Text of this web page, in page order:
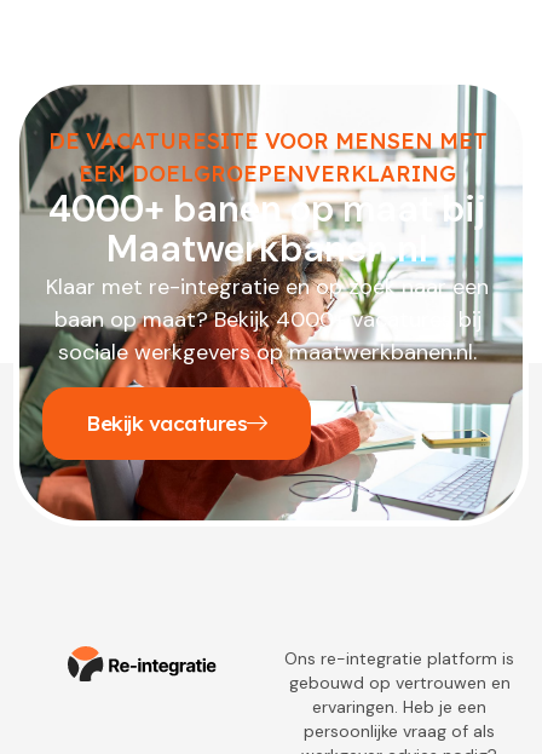
DE VACATURESITE VOOR MENSEN MET
EEN DOELGROEPENVERKLARING
4000+ banen op maat bij
Maatwerkbanen.nl
Klaar met re-integratie en op zoek naar een
baan op maat? Bekijk 4000+ vacatures bij
sociale werkgevers op maatwerkbanen.nl.
Bekijk vacatures
Ons re-integratie platform is
gebouwd op vertrouwen en
ervaringen. Heb je een
persoonlijke vraag of als